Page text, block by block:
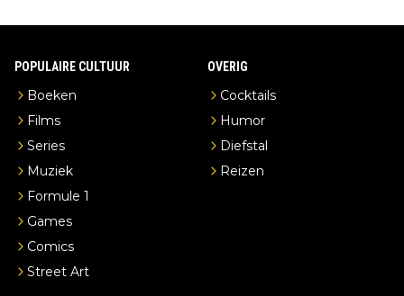
POPULAIRE CULTUUR
Boeken
Films
Series
Muziek
Formule 1
Games
Comics
Street Art
OVERIG
Cocktails
Humor
Diefstal
Reizen